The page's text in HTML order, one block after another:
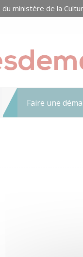
du ministère de la
Faire une